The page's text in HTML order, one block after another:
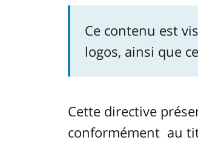
Ce contenu est
logos, ainsi que
Cette directive
conformément au